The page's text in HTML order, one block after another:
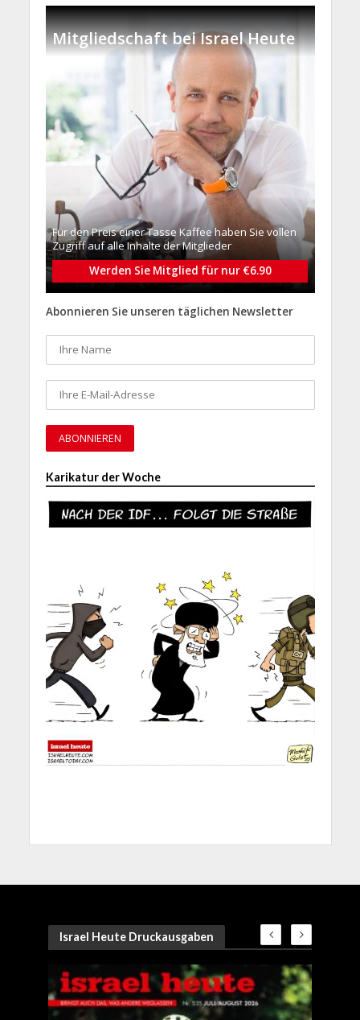
Mitgliedschaft bei Israel Heute
Für den Preis einer Tasse Kaffee haben Sie vollen
Zugriff auf alle Inhalte der Mitglieder
Werden Sie Mitglied für nur €6.90
Abonnieren Sie unseren täglichen Newsletter
Karikatur der Woche
Israel Heute Druckausgaben